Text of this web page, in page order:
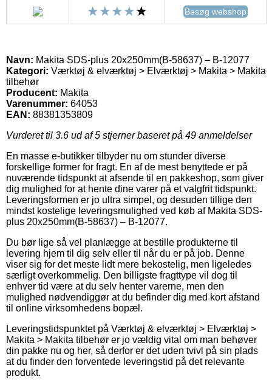
Besøg webshop
Navn: Makita SDS-plus 20x250mm(B-58637) – B-12077
Kategori: Værktøj & elværktøj > Elværktøj > Makita > Makita
tilbehør
Producent: Makita
Varenummer: 64053
EAN: 88381353809
Vurderet til 3.6 ud af 5 stjerner baseret på 49 anmeldelser
En masse e-butikker tilbyder nu om stunder diverse
forskellige former for fragt. En af de mest benyttede er på
nuværende tidspunkt at afsende til en pakkeshop, som giver
dig mulighed for at hente dine varer på et valgfrit tidspunkt.
Leveringsformen er jo ultra simpel, og desuden tillige den
mindst kostelige leveringsmulighed ved køb af Makita SDS-
plus 20x250mm(B-58637) – B-12077.
Du bør lige så vel planlægge at bestille produkterne til
levering hjem til dig selv eller til når du er på job. Denne
viser sig for det meste lidt mere bekostelig, men ligeledes
særligt overkommelig. Den billigste fragttype vil dog til
enhver tid være at du selv henter varerne, men den
mulighed nødvendiggør at du befinder dig med kort afstand
til online virksomhedens bopæl.
Leveringstidspunktet på Værktøj & elværktøj > Elværktøj >
Makita > Makita tilbehør er jo vældig vital om man behøver
din pakke nu og her, så derfor er det uden tvivl på sin plads
at du finder den forventede leveringstid på det relevante
produkt.